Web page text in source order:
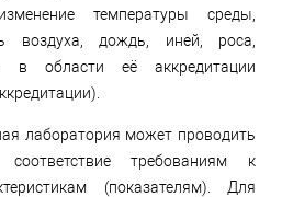
температуры среды,
воздуха, дождь, иней, роса,
в области её аккредитации
лаборатория может проводить
требованиям к
(показателям). Для